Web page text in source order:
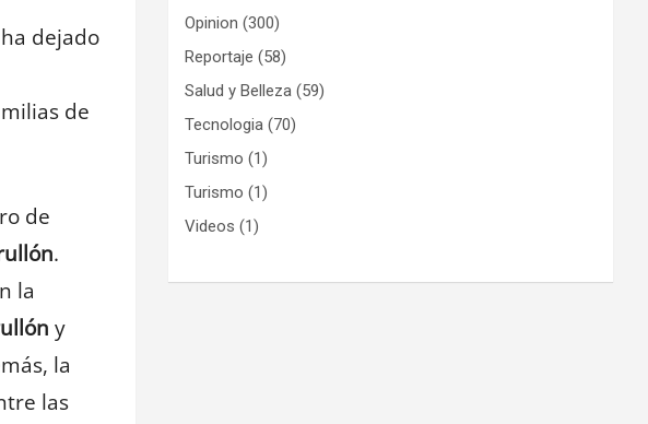
dejado
de
de
.
la
y
la
las
Opinion (300)
Reportaje (58)
Salud y Belleza (59)
Tecnologia (70)
Turismo (1)
Turismo (1)
Videos (1)